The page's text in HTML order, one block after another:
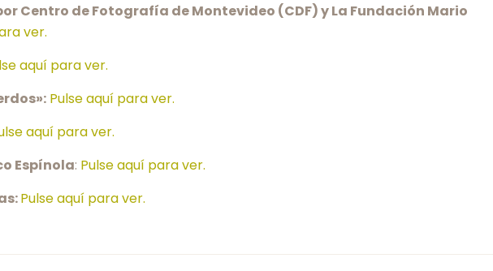
Centro de Fotografía de Montevideo (CDF) y La Fundación Mario
ver.
aquí para ver.
Pulse aquí para ver.
aquí para ver.
Espínola: Pulse aquí para ver.
Pulse aquí para ver.